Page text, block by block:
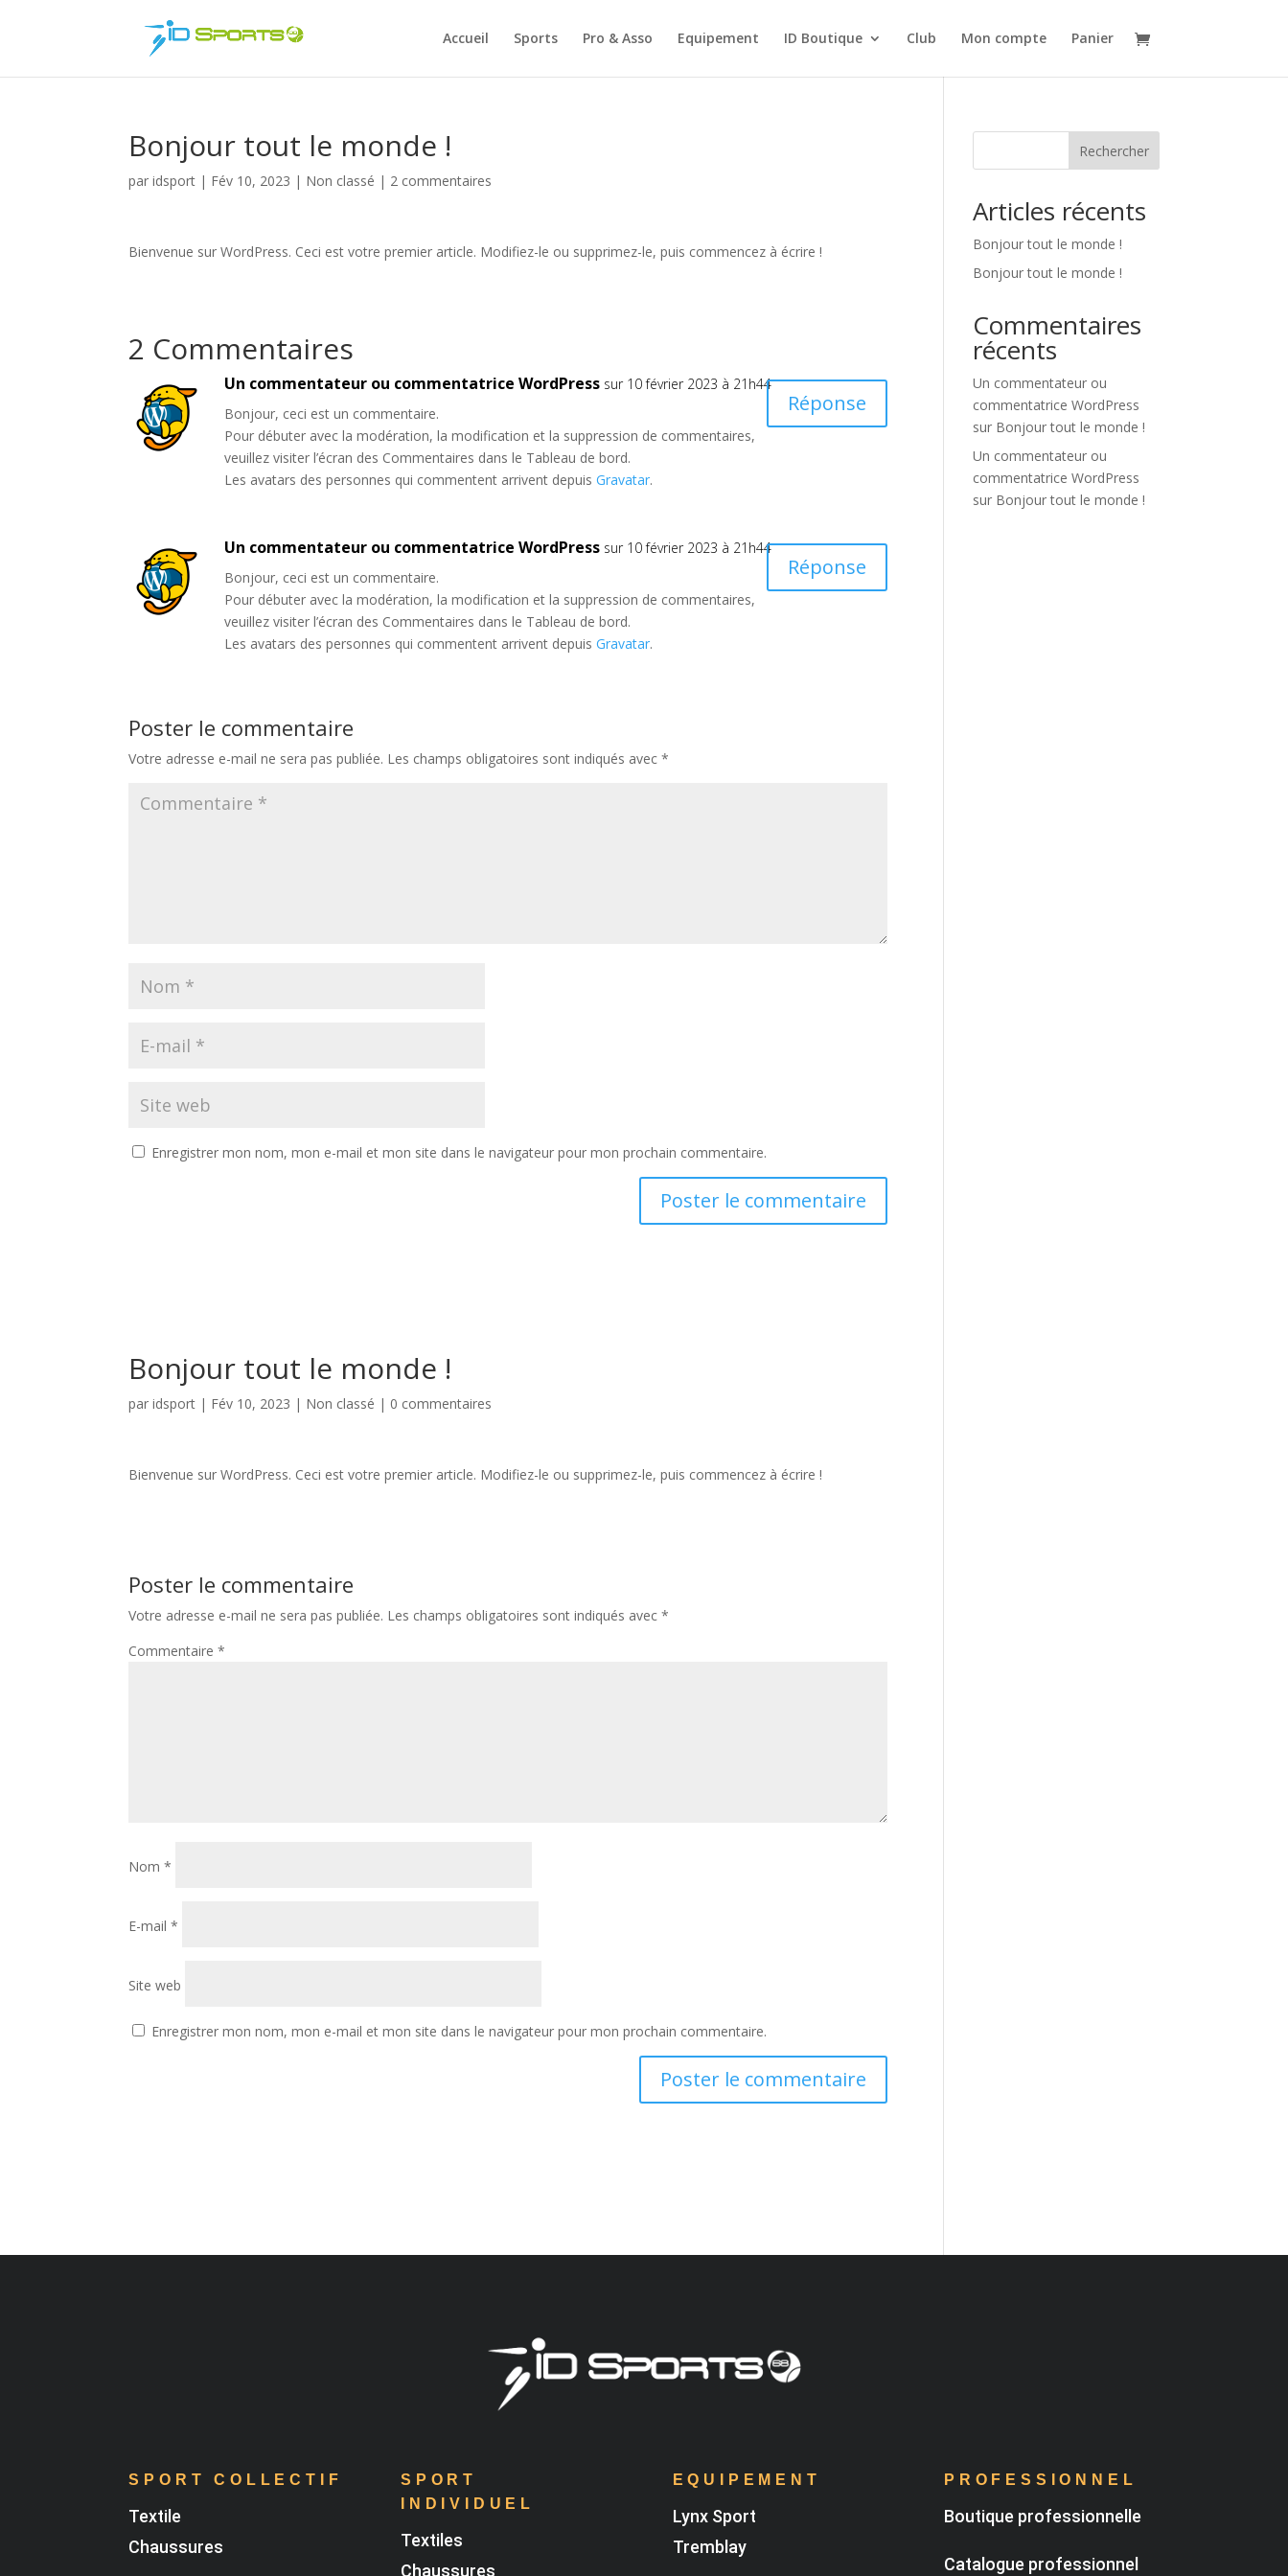
Accueil Sports Pro & Asso Equipement ID Boutique Club Mon compte Panier
Bonjour tout le monde !
paridsport | Fév 10, 2023 | Non classé | 2 commentaires
Bienvenue sur WordPress. Ceci est votre premier article. Modifiez-le ou supprimez-le, puis commencez à écrire !
2 Commentaires
Un commentateur ou commentatrice WordPress sur 10 février 2023 à 21h44
Bonjour, ceci est un commentaire.
Pour débuter avec la modération, la modification et la suppression de commentaires,
veuillez visiter l’écran des Commentaires dans le Tableau de bord.
Les avatars des personnes qui commentent arrivent depuisGravatar.
Réponse
Un commentateur ou commentatrice WordPress sur 10 février 2023 à 21h44
Bonjour, ceci est un commentaire.
Pour débuter avec la modération, la modification et la suppression de commentaires,
veuillez visiter l’écran des Commentaires dans le Tableau de bord.
Les avatars des personnes qui commentent arrivent depuisGravatar.
Réponse
Poster le commentaire
Votre adresse e-mail ne sera pas publiée. Les champs obligatoires sont indiqués avec*
Enregistrer mon nom, mon e-mail et mon site dans le navigateur pour mon prochain commentaire.
Bonjour tout le monde !
paridsport | Fév 10, 2023 | Non classé | 0 commentaires
Bienvenue sur WordPress. Ceci est votre premier article. Modifiez-le ou supprimez-le, puis commencez à écrire !
Poster le commentaire
Votre adresse e-mail ne sera pas publiée. Les champs obligatoires sont indiqués avec*
Commentaire*
Nom*
E-mail*
Site web
Enregistrer mon nom, mon e-mail et mon site dans le navigateur pour mon prochain commentaire.
Rechercher
Articles récents
Bonjour tout le monde !
Bonjour tout le monde !
Commentaires
récents
Un commentateur ou
commentatrice WordPress
sur Bonjour tout le monde !
Un commentateur ou
commentatrice WordPress
sur Bonjour tout le monde !
SPORT COLLECTIF
Textile
Chaussures
SPORT
INDIVIDUEL
Textiles
Chaussures
EQUIPEMENT
Lynx Sport
Tremblay
PROFESSIONNEL
Boutique professionnelle
Catalogue professionnel